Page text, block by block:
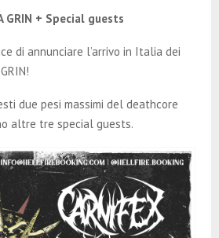
GRIN + Special guests
di annunciare l’arrivo in Italia dei
due pesi massimi del deathcore
altre tre special guests.